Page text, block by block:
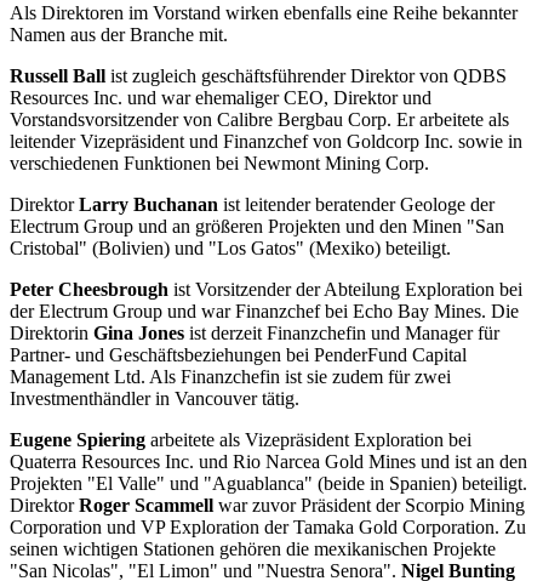
Als Direktoren im Vorstand wirken ebenfalls eine Reihe bekannter
Namen aus der Branche mit.
Russell Ball ist zugleich geschäftsführender Direktor von QDBS
Resources Inc. und war ehemaliger CEO, Direktor und
Vorstandsvorsitzender von Calibre Bergbau Corp. Er arbeitete als
leitender Vizepräsident und Finanzchef von Goldcorp Inc. sowie in
verschiedenen Funktionen bei Newmont Mining Corp.
DirektorLarry Buchanan ist leitender beratender Geologe der
Electrum Group und an größeren Projekten und den Minen "San
Cristobal" (Bolivien) und "Los Gatos" (Mexiko) beteiligt.
Peter Cheesbrough ist Vorsitzender der Abteilung Exploration bei
der Electrum Group und war Finanzchef bei Echo Bay Mines. Die
Direktorin Gina Jones ist derzeit Finanzchefin und Manager für
Partner- und Geschäftsbeziehungen bei PenderFund Capital
Management Ltd. Als Finanzchefin ist sie zudem für zwei
Investmenthändler in Vancouver tätig.
Eugene Spiering arbeitete als Vizepräsident Exploration bei
Quaterra Resources Inc. und Rio Narcea Gold Mines und ist an den
Projekten "El Valle" und "Aguablanca" (beide in Spanien) beteiligt.
DirektorRoger Scammell war zuvor Präsident der Scorpio Mining
Corporation und VP Exploration der Tamaka Gold Corporation. Zu
seinen wichtigen Stationen gehören die mexikanischen Projekte
"San Nicolas", "El Limon" und "Nuestra Senora". Nigel Bunting